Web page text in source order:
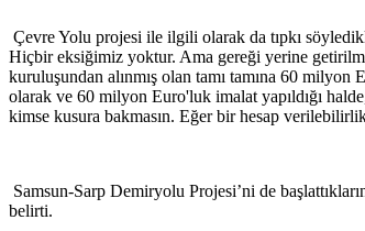
Çevre Yolu projesi ile ilgili olarak da tıpkı
Hiçbir eksiğimiz yoktur. Ama gereği yerine
kuruluşundan alınmış olan tamı tamına 60
olarak ve 60 milyon Euro'luk imalat yapıldığı
kimse kusura bakmasın. Eğer bir hesap
Samsun-Sarp Demiryolu Projesi’ni de
belirti.